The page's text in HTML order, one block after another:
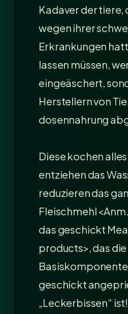
Kadaver der tiere,
wegen ihrer
Erkrankungen
lassen müssen,
eingeäschert,
Herstellern von
dosennahrung
Diese kochen
entziehen das
reduzieren das
Fleischmehl
das geschickt
products>, das die
geschickt
„Leckerbissen“